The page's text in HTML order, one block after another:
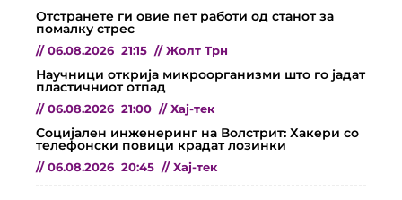
Отстранете ги овие пет работи од станот за
помалку стрес
// 06.08.2026 21:15 // Жолт Трн
Научници открија микроорганизми што го јадат
пластичниот отпад
// 06.08.2026 21:00 // Хај-тек
Социјален инженеринг на Волстрит: Хакери со
телефонски повици крадат лозинки
// 06.08.2026 20:45 // Хај-тек